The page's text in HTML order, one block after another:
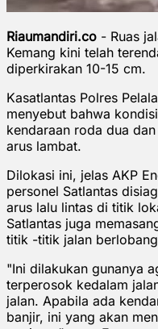
Riaumandiri.co - Ruas
Kemang kini telah
diperkirakan 10-15 cm.
Kasatlantas Polres
menyebut bahwa
kendaraan roda dua
arus lambat.
Dilokasi ini, jelas AKP
personel Satlantas
arus lalu lintas di titik
Satlantas juga
titik -titik jalan
"Ini dilakukan gunanya
terperosok kedalam
jalan. Apabila ada
banjir, ini yang akan